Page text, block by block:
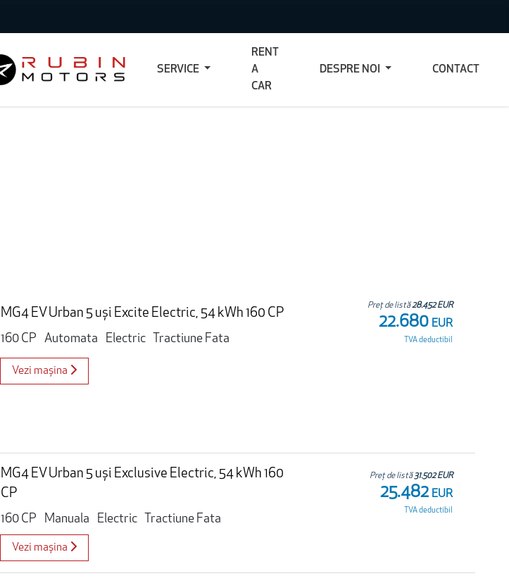
SERVICE
RENT
A
CAR
DESPRE NOI CONTACT
MG4 EV Urban 5 uși Excite Electric, 54 kWh 160 CP
160 CP
Automata Electric Tractiune Fata
Preț de listă28.452 EUR
22.680 EUR
TVA deductibil
Vezi mașina
MG4 EV Urban 5 uși Exclusive Electric, 54 kWh 160
CP
160 CP
Manuala Electric Tractiune Fata
Preț de listă 31.502 EUR
25.482 EUR
TVA deductibil
Vezi mașina